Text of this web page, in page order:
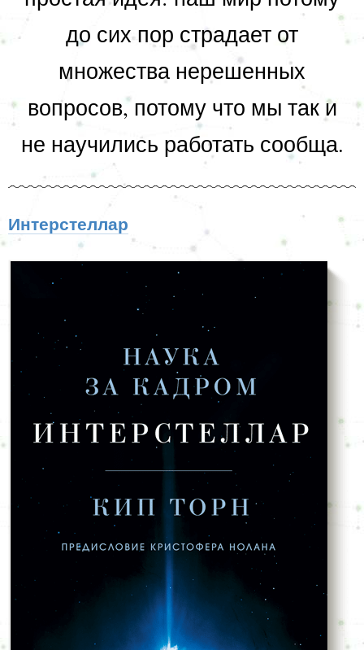
до сих пор страдает от
множества нерешенных
вопросов, потому что мы так и
не научились работать сообща.
Интерстеллар